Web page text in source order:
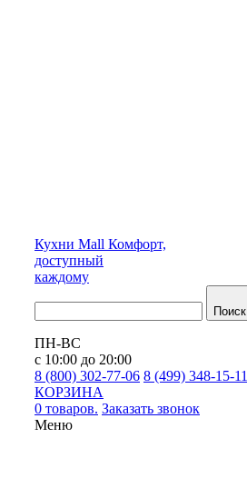
Кухни Mall Комфорт,
доступный
каждому
Поиск
ПН-ВС
с 10:00 до 20:00
8 (800) 302-77-06 8 (499) 348-15-11
КОРЗИНА
0 товаров. Заказать звонок
Меню